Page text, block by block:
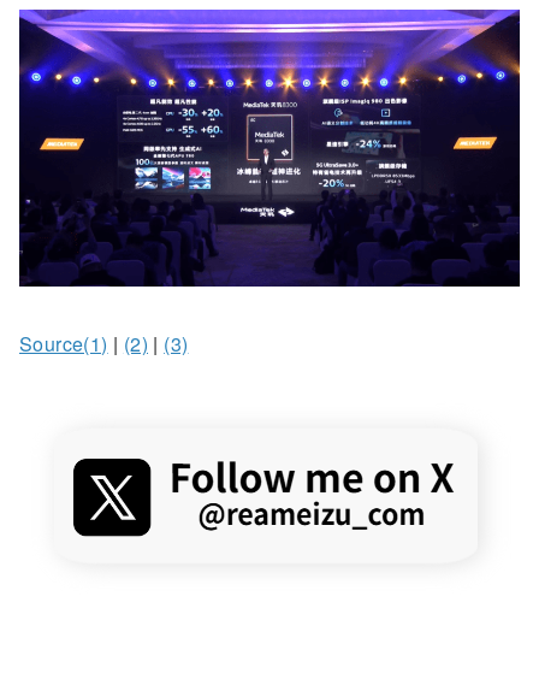
Source(1) | (2) | (3)